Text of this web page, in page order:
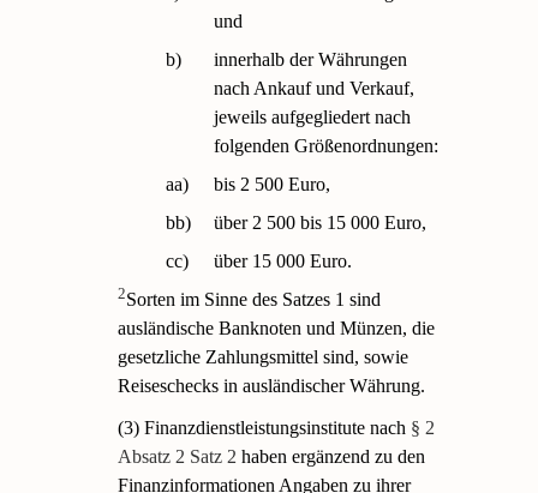
und
b)
innerhalb der Währungen
nach Ankauf und Verkauf,
jeweils aufgegliedert nach
folgenden Größenordnungen:
aa)
bis 2 500 Euro,
bb)
über 2 500 bis 15 000 Euro,
cc)
über 15 000 Euro.
2Sorten im Sinne des Satzes 1 sind
ausländische Banknoten und Münzen, die
gesetzliche Zahlungsmittel sind, sowie
Reiseschecks in ausländischer Währung.
(3) Finanzdienstleistungsinstitute nach § 2
Absatz 2 Satz 2 haben ergänzend zu den
Finanzinformationen Angaben zu ihrer